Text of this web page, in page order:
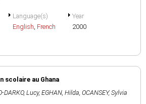
Language(s)
English, French
Year
2000
scolaire au Ghana
DARKO, Lucy, EGHAN, Hilda, OCANSEY, Sylvia